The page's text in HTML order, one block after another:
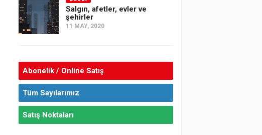
Salgın, afetler, evler ve
şehirler
11 MAY, 2020
Abonelik / Online Satış
Tüm Sayılarımız
Satış Noktaları